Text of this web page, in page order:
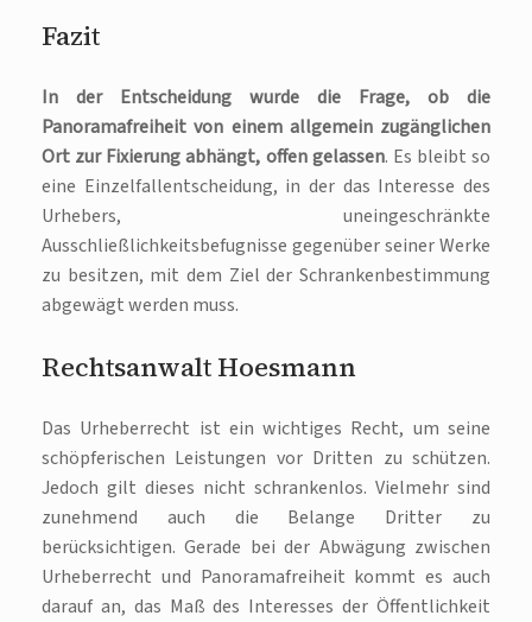
Fazit
In der Entscheidung wurde die Frage, ob die
Panoramafreiheit von einem allgemein zugänglichen
Ort zur Fixierung abhängt, offen gelassen. Es bleibt so
eine Einzelfallentscheidung, in der das Interesse des
Urhebers, uneingeschränkte
Ausschließlichkeitsbefugnisse gegenüber seiner Werke
zu besitzen, mit dem Ziel der Schrankenbestimmung
abgewägt werden muss.
Rechtsanwalt Hoesmann
Das Urheberrecht ist ein wichtiges Recht, um seine
schöpferischen Leistungen vor Dritten zu schützen.
Jedoch gilt dieses nicht schrankenlos. Vielmehr sind
zunehmend auch die Belange Dritter zu
berücksichtigen. Gerade bei der Abwägung zwischen
Urheberrecht und Panoramafreiheit kommt es auch
darauf an, das Maß des Interesses der Öffentlichkeit